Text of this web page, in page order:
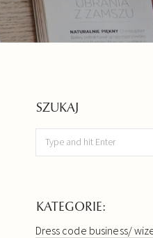
SZUKAJ
KATEGORIE:
Dress code business/